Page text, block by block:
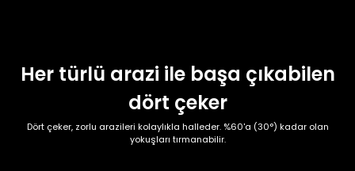
Her türlü arazi ile başa çıkabilen
dört çeker
Dört çeker, zorlu arazileri kolaylıkla halleder. %60'a (30°) kadar olan
yokuşları tırmanabilir.